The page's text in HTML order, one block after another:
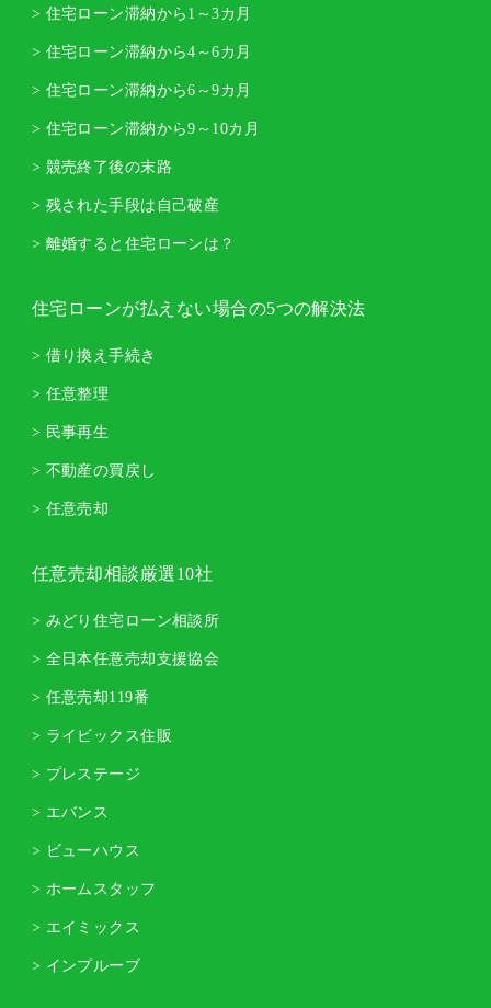
> 住宅ローン滞納から1～3カ月
> 住宅ローン滞納から4～6カ月
> 住宅ローン滞納から6～9カ月
> 住宅ローン滞納から9～10カ月
> 競売終了後の末路
> 残された手段は自己破産
> 離婚すると住宅ローンは？
住宅ローンが払えない場合の5つの解決法
> 借り換え手続き
> 任意整理
> 民事再生
> 不動産の買戻し
> 任意売却
任意売却相談厳選10社
> みどり住宅ローン相談所
> 全日本任意売却支援協会
> 任意売却119番
> ライビックス住販
> プレステージ
> エバンス
> ビューハウス
> ホームスタッフ
> エイミックス
> インプルーブ